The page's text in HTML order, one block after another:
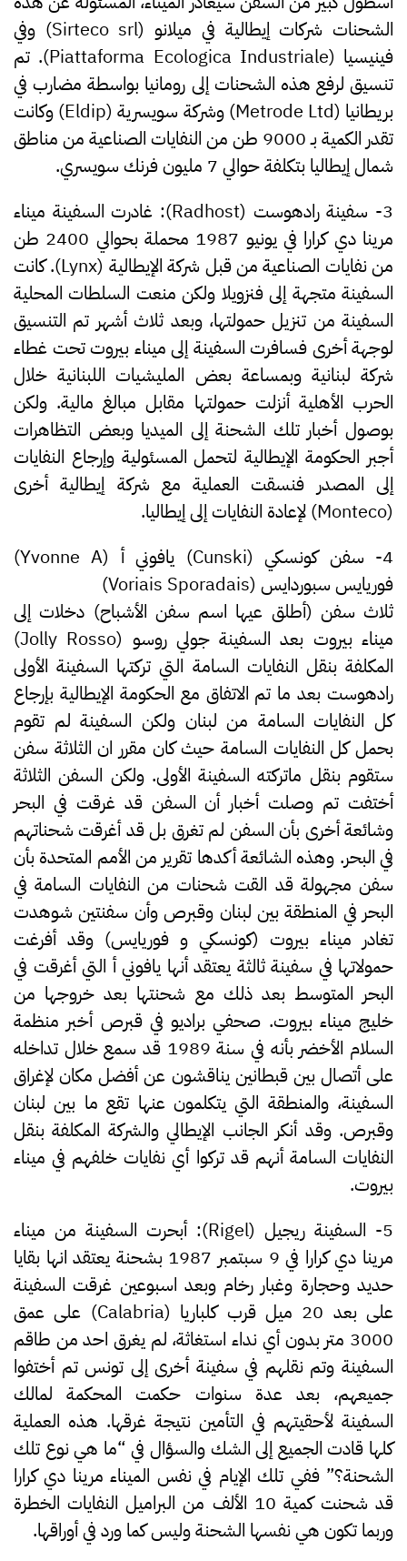
الشحنات شركات إيطالية في ميلانو (Sirteco srl) وفي
فينيسيا (Piattaforma Ecologica Industriale). تم
تنسيق لرفع هذه الشحنات إلى رومانيا بواسطة مضارب في
بريطانيا (Metrode Ltd) وشركة سويسرية (Eldip) وكانت
تقدر الكمية بـ 9000 طن من النفايات الصناعية من مناطق
شمال إيطاليا بتكلفة حوالي 7 مليون فرنك سويسري.
3- سفينة رادهوست (Radhost):
غادرت السفينة ميناء
مرينا دي كرارا في يونيو 1987 محملة بحوالي 2400 طن
من نفايات الصناعية من قبل شركة الإيطالية (Lynx). كانت
السفينة متجهة إلى فنزويلا ولكن منعت السلطات المحلية
السفينة من تنزيل حمولتها، وبعد ثلاث أشهر تم التنسيق
لوجهة أخرى فسافرت السفينة إلى ميناء بيروت تحت غطاء
شركة لبنانية وبمساعة بعض المليشيات اللبنانية خلال
الحرب الأهلية أنزلت حمولتها مقابل مبالغ مالية. ولكن
بوصول أخبار تلك الشحنة إلى الميديا وبعض التظاهرات
أجبر الحكومة الإيطالية لتحمل المسئولية وإرجاع النفايات
إلى المصدر فنسقت العملية مع شركة إيطالية أخرى
(Monteco) لإعادة النفايات إلى إيطاليا.
4- سفن كونسكي (Cunski) يافوني أ (Yvonne A)
فوريايس سبوردايس (Voriais Sporadais
)
ثلاث سفن (أطلق عيها اسم سفن الأشباح) دخلات إلى
ميناء بيروت بعد السفينة جولي روسو (Jolly Rosso)
المكلفة بنقل النفايات السامة التي تركتها السفينة الأولى
رادهوست بعد ما تم الاتفاق مع الحكومة الإيطالية بإرجاع
كل النفايات السامة من لبنان ولكن السفينة لم تقوم
بحمل كل النفايات السامة حيث كان مقرر ان الثلاثة سفن
ستقوم بنقل ماتركته السفينة الأولى. ولكن السفن الثلاثة
أختفت تم وصلت أخبار أن السفن قد غرقت في البحر
وشائعة أخرى بأن السفن لم تغرق بل قد أغرقت شحناتهم
في البحر. وهذه الشائعة أكدها تقرير من الأمم المتحدة بأن
سفن مجهولة قد القت شحنات من النفايات السامة في
البحر في المنطقة بين لبنان وقبرص وأن سفنتين شوهدت
تغادر ميناء بيروت (كونسكي و فوريايس) وقد أفرغت
حمولاتها في سفينة ثالثة يعتقد أنها يافوني أ التي أغرقت في
البحر المتوسط بعد ذلك مع شحنتها بعد خروجها من
خليج ميناء بيروت. صحفي براديو في قبرص أخبر منظمة
السلام الأخضر بأنه في سنة 1989 قد سمع خلال تداخله
على أتصال بين قبطانين يناقشون عن أفضل مكان لإغراق
السفينة، والمنطقة التي يتكلمون عنها تقع ما بين لبنان
وقبرص. وقد أنكر الجانب الإيطالي والشركة المكلفة بنقل
النفايات السامة أنهم قد تركوا أي نفايات خلفهم في ميناء
بيروت.
5- السفينة ريجيل (Rigel):
أبحرت السفينة من ميناء
مرينا دي كرارا في 9 سبتمبر 1987 بشحنة يعتقد انها بقايا
حديد وحجارة وغبار رخام وبعد اسبوعين غرقت السفينة
على بعد 20 ميل قرب كلباريا (Calabria) على عمق
3000 متر بدون أي نداء استغاثة، لم يغرق احد من طاقم
السفينة وتم نقلهم في سفينة أخرى إلى تونس تم أختفوا
جميعهم، بعد عدة سنوات حكمت المحكمة لمالك
السفينة لأحقيتهم في التأمين نتيجة غرقها. هذه العملية
كلها قادت الجميع إلى الشك والسؤال في “ما هي نوع تلك
الشحنة؟” ففي تلك الإيام في نفس الميناء مرينا دي كرارا
قد شحنت كمية 10 الألف من البراميل النفايات الخطرة
وربما تكون هي نفسها الشحنة وليس كما ورد في أوراقها.